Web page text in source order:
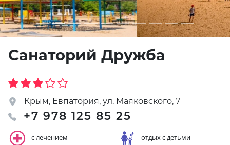
Санаторий Дружба
Крым, Евпатория, ул. Маяковского, 7
+7 978 125 85 25
с лечением
отдых с детьми